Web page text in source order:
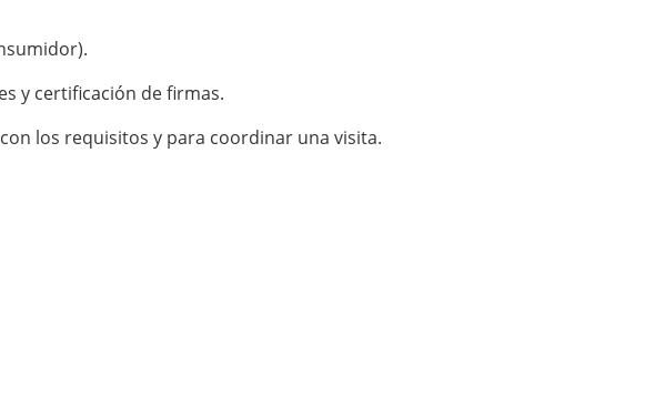
y certificación de firmas.
los requisitos y para coordinar una visita.